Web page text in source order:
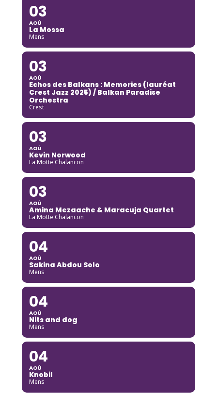
03
AOÛ
La Mossa
Mens
03
AOÛ
Echos des Balkans : Memories (lauréat
Crest Jazz 2025) / Balkan Paradise
Orchestra
Crest
03
AOÛ
Kevin Norwood
La Motte Chalancon
03
AOÛ
Amina Mezaache & Maracuja Quartet
La Motte Chalancon
04
AOÛ
Sakina Abdou Solo
Mens
04
AOÛ
Nits and dog
Mens
04
AOÛ
Knobil
Mens